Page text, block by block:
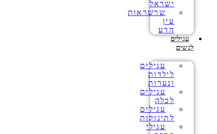
ישראל
שרשראות
עין
הרע
עגילים
לנשים
עגילים
לילדות
ונערות
עגילים
לכלה
עגילים
לתינוקות
עגילי